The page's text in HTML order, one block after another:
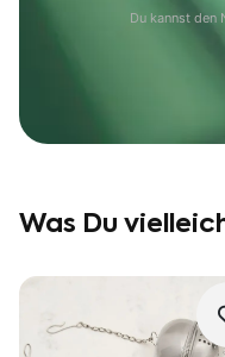
Du kannst den
Was Du